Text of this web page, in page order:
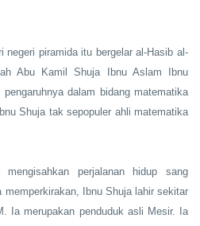
negeri piramida itu bergelar al-Hasib al-
Abu Kamil Shuja Ibnu Aslam Ibnu
dalam bidang matematika
Shuja tak sepopuler ahli matematika
perjalanan hidup sang
memperkirakan, Ibnu Shuja lahir sekitar
Ia merupakan penduduk asli Mesir. Ia